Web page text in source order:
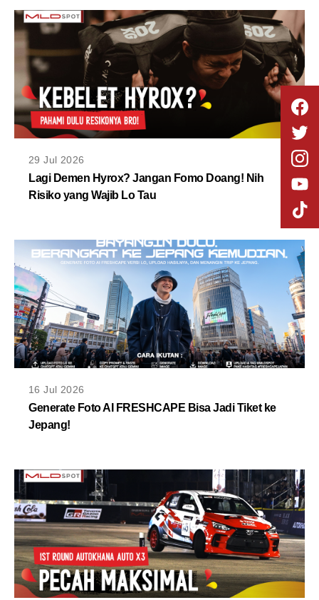
29 Jul 2026
Lagi Demen Hyrox? Jangan Fomo Doang! Nih
Risiko yang Wajib Lo Tau
16 Jul 2026
Generate Foto AI FRESHCAPE Bisa Jadi Tiket ke
Jepang!